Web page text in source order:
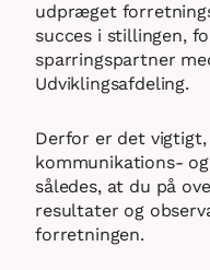
udpræget
succes i stillingen,
sparringspartner
Udviklingsafdeling.
Derfor er det
kommunikations-
således, at du på
resultater og
forretningen.